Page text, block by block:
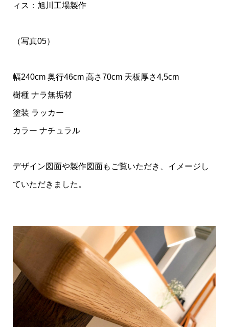
ィス：旭川工場製作
（写真05）
幅240cm 奥行46cm 高さ70cm 天板厚さ4,5cm
樹種 ナラ無垢材
塗装 ラッカー
カラー ナチュラル
デザイン図面や製作図面もご覧いただき、イメージし
ていただきました。